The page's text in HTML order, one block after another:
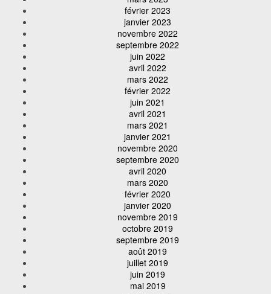
février 2023
janvier 2023
novembre 2022
septembre 2022
juin 2022
avril 2022
mars 2022
février 2022
juin 2021
avril 2021
mars 2021
janvier 2021
novembre 2020
septembre 2020
avril 2020
mars 2020
février 2020
janvier 2020
novembre 2019
octobre 2019
septembre 2019
août 2019
juillet 2019
juin 2019
mai 2019